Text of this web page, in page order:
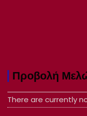
Προβολή
There are currently